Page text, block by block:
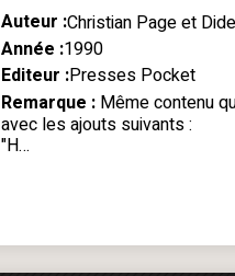
Auteur :Christian Page et
Année :1990
Editeur :Presses Pocket
Remarque : Même contenu
avec les ajouts suivants :
"H…